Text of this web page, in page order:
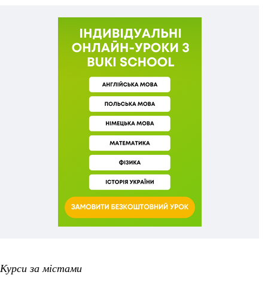
Курси за містами